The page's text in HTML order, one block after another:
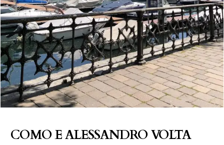
COMO E ALESSANDRO VOLTA